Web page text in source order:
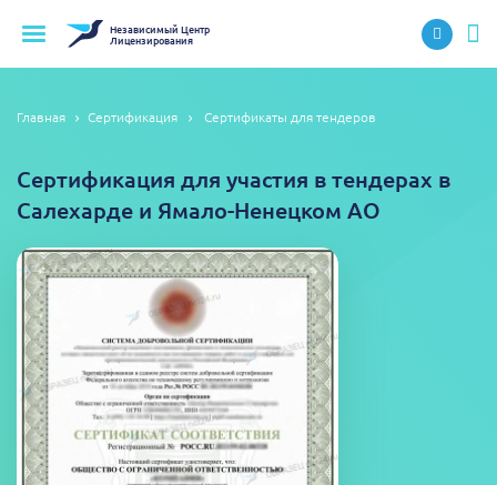
НезависимыйЦентр
Лицензирования
Главная Сертификация Сертификаты для тендеров
Сертификация для участия в тендерах в
Салехарде и Ямало-Ненецком АО